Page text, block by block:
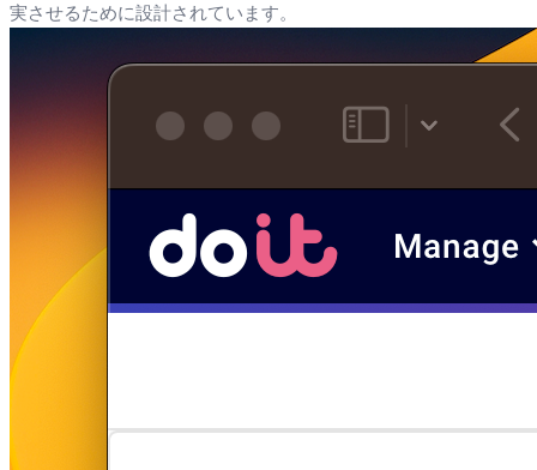
実させるために設計されています。